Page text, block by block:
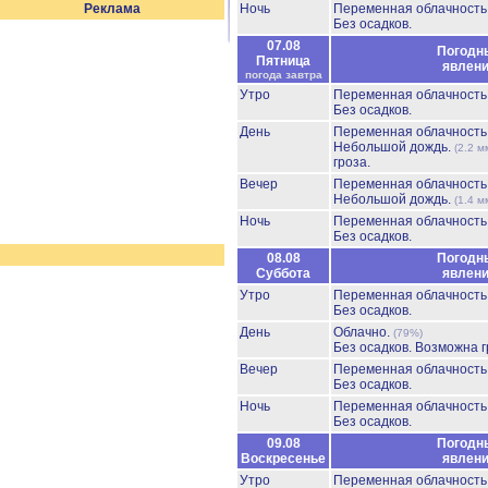
Реклама
Ночь
Переменная
Без осадков.
07.08
Пятница
погода завтра
Утро
Переменная
Без осадков.
День
Переменная
Небольшой дождь. (2.2
гроза.
Вечер
Переменная
Небольшой дождь. (1.4
Ночь
Переменная
Без осадков.
08.08
Суббота
Утро
Переменная
Без осадков.
День
Облачно. (79%)
Без осадков. Возможна
Вечер
Переменная
Без осадков.
Ночь
Переменная
Без осадков.
09.08
Воскресенье
Утро
Переменная